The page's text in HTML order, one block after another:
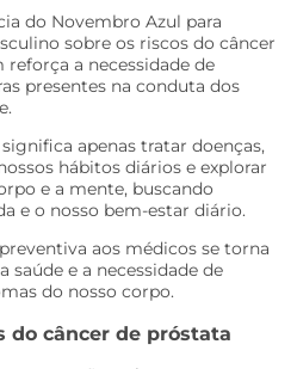
do Novembro Azul para
sobre os riscos do câncer
a necessidade de
presentes na conduta dos
apenas tratar doenças,
hábitos diários e explorar
e a mente, buscando
e o nosso bem-estar diário.
aos médicos se torna
saúde e a necessidade de
do nosso corpo.
do câncer de próstata